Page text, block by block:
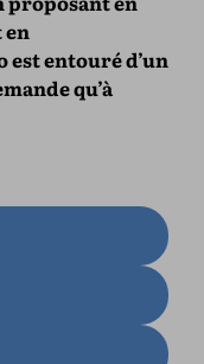
est entouré d’un
qu’à